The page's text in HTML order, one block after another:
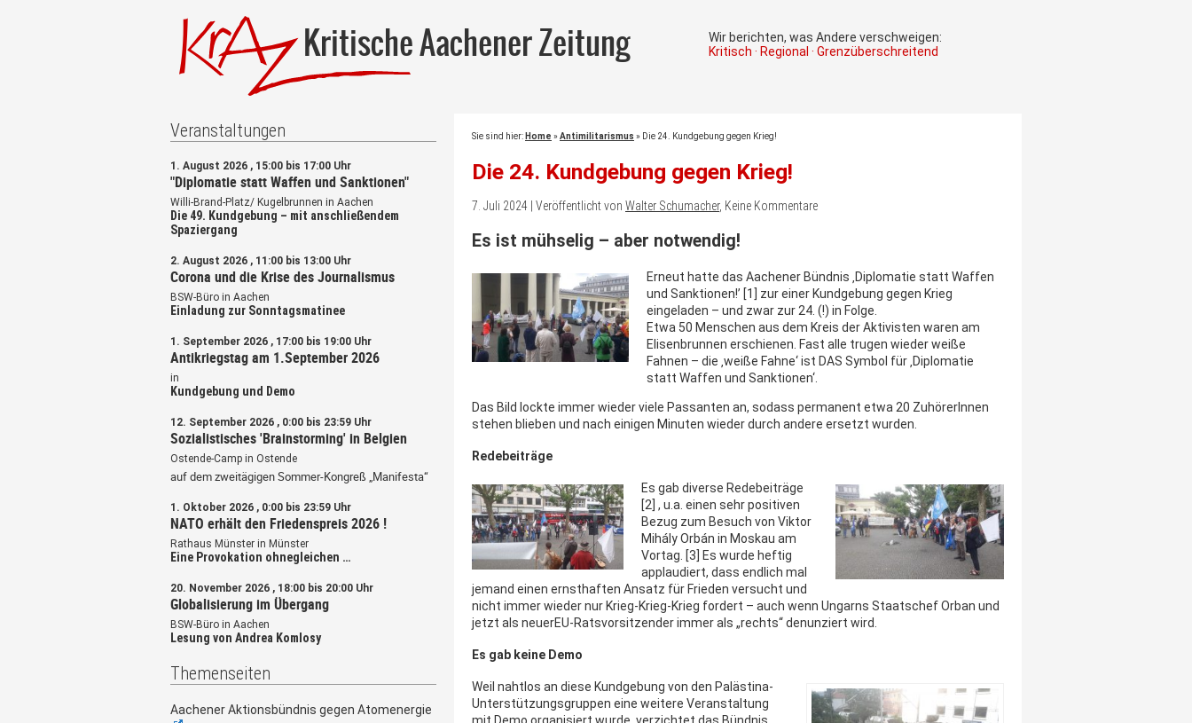
Kritische Aachener Zeitung
Wir berichten, was Andere verschweigen:
Kritisch · Regional · Grenzüberschreitend
Sie sind hier: Home » Antimilitarismus » Die 24. Kundgebung gegen Krieg!
Die 24. Kundgebung gegen Krieg!
7. Juli 2024 | Veröffentlicht von Walter Schumacher, Keine Kommentare
Es ist mühselig – aber notwendig!
Erneut hatte das Aachener Bündnis ‚Diplomatie statt Waffen
und Sanktionen!’ [1] zur einer Kundgebung gegen Krieg
eingeladen – und zwar zur 24. (!) in Folge.
Etwa 50 Menschen aus dem Kreis der Aktivisten waren am
Elisenbrunnen erschienen. Fast alle trugen wieder weiße
Fahnen – die ‚weiße Fahne‘ ist DAS Symbol für ‚Diplomatie
statt Waffen und Sanktionen‘.
Das Bild lockte immer wieder viele Passanten an, sodass permanent etwa 20 ZuhörerInnen
stehen blieben und nach einigen Minuten wieder durch andere ersetzt wurden.
Redebeiträge
Es gab diverse Redebeiträge
[2] , u.a. einen sehr positiven
Bezug zum Besuch von Viktor
Mihály Orbán in Moskau am
Vortag. [3] Es wurde heftig
applaudiert, dass endlich mal
jemand einen ernsthaften Ansatz für Frieden versucht und
nicht immer wieder nur Krieg-Krieg-Krieg fordert – auch wenn Ungarns Staatschef Orban und
jetzt als neuerEU-Ratsvorsitzender immer als „rechts“ denunziert wird.
Es gab keine Demo
Weil nahtlos an diese Kundgebung von den Palästina-
Unterstützungsgruppen eine weitere Veranstaltung
Veranstaltungen
1. August 2026 , 15:00 bis 17:00 Uhr
"Diplomatie statt Waffen und Sanktionen"
Willi-Brand-Platz/ Kugelbrunnen in Aachen
Die 49. Kundgebung – mit anschließendem
Spaziergang
2. August 2026 , 11:00 bis 13:00 Uhr
Corona und die Krise des Journalismus
BSW-Büro in Aachen
Einladung zur Sonntagsmatinee
1. September 2026 , 17:00 bis 19:00 Uhr
Antikriegstag am 1.September 2026
in
Kundgebung und Demo
12. September 2026 , 0:00 bis 23:59 Uhr
Sozialistisches 'Brainstorming' in Belgien
Ostende-Camp in Ostende
auf dem zweitägigen Sommer-Kongreß „Manifesta“
1. Oktober 2026 , 0:00 bis 23:59 Uhr
NATO erhält den Friedenspreis 2026 !
Rathaus Münster in Münster
Eine Provokation ohnegleichen …
20. November 2026 , 18:00 bis 20:00 Uhr
Globalisierung im Übergang
BSW-Büro in Aachen
Lesung von Andrea Komlosy
Themenseiten
Aachener Aktionsbündnis gegen Atomenergie